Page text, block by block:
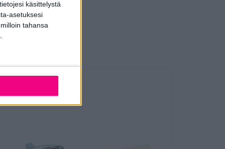
käsittelystä
asetuksesi
tahansa